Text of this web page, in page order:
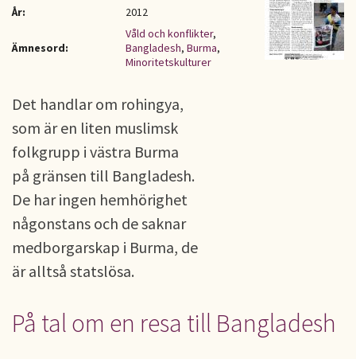
År:
2012
Ämnesord:
Våld och konflikter,
Bangladesh, Burma,
Minoritetskulturer
Det handlar om rohingya,
som är en liten muslimsk
folkgrupp i västra Burma
på gränsen till Bangladesh.
De har ingen hemhörighet
någonstans och de saknar
medborgarskap i Burma, de
är alltså statslösa.
På tal om en resa till Bangladesh